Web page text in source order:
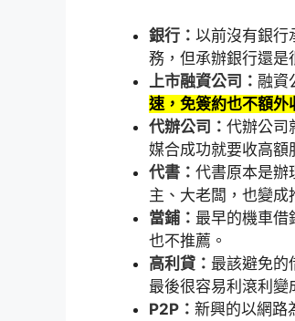
銀行： 以前沒有銀行
務，但承辦銀行還是
上市融資公司： 融資
速，免簽約也不額外
代辦公司： 代辦公司
媒合成功就要收高額
代書： 代書原本是辦
主、大老闆，也變成
當鋪： 最早的機車借
也不推薦。
高利貸： 最該避免的
最後很容易利滾利變
P2P： 新興的以網路